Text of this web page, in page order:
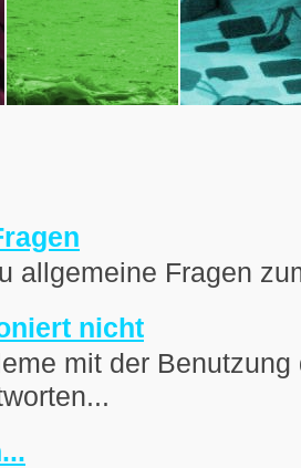
allgemeine Fragen
nicht
mit der